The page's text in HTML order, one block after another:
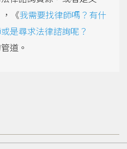
《我需要找律師嗎？有什
是尋求法律諮詢呢？
道。